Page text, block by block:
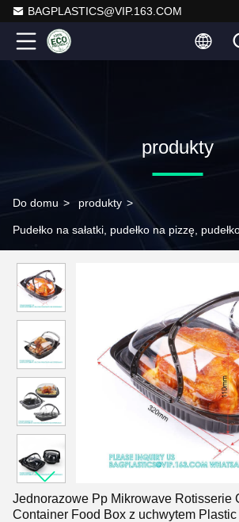
BAGPLASTICS@VIP.163.COM
produkty
Do domu > produkty >
Pudełko na sałatki, pudełko na pizzę,
Container Food Box z uchwytem Plastic
Container
Jednorazowe Pp Mikrowave Rotisserie
Container Food Box z uchwytem